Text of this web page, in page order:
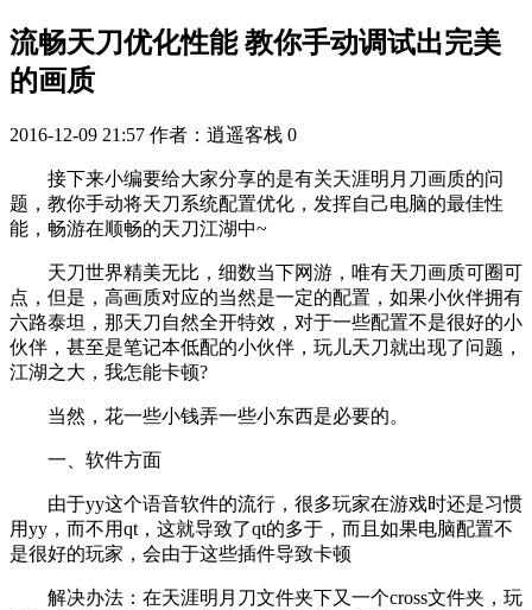
流畅天刀优化性能 教你手动调试出完美
的画质
2016-12-09 21:57 作者：逍遥客栈 0
接下来小编要给大家分享的是有关天涯明月刀画质的问
题，教你手动将天刀系统配置优化，发挥自己电脑的最佳性
能，畅游在顺畅的天刀江湖中~
天刀世界精美无比，细数当下网游，唯有天刀画质可圈可
点，但是，高画质对应的当然是一定的配置，如果小伙伴拥有
六路泰坦，那天刀自然全开特效，对于一些配置不是很好的小
伙伴，甚至是笔记本低配的小伙伴，玩儿天刀就出现了问题，
江湖之大，我怎能卡顿?
当然，花一些小钱弄一些小东西是必要的。
一、软件方面
由于yy这个语音软件的流行，很多玩家在游戏时还是习惯
用yy，而不用qt，这就导致了qt的多于，而且如果电脑配置不
是很好的玩家，会由于这些插件导致卡顿
解决办法：在天涯明月刀文件夹下又一个cross文件夹，玩